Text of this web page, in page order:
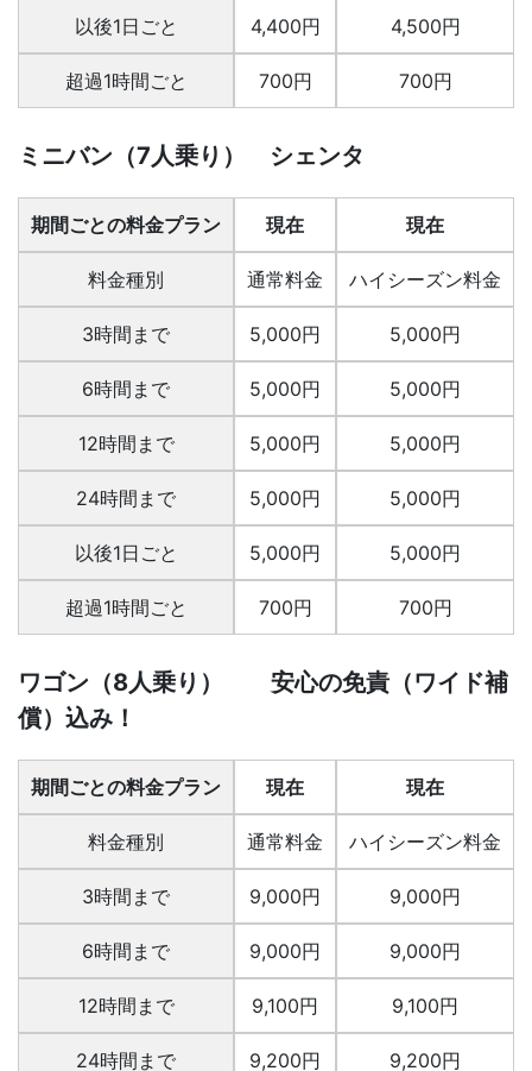
以後1日ごと
超過1時間ごと
4,400円
700円
4,500円
700円
ミニバン（7人乗り） シェンタ
期間ごとの料金プラン
料金種別
3時間まで
6時間まで
12時間まで
24時間まで
以後1日ごと
超過1時間ごと
現在
通常料金
5,000円
5,000円
5,000円
5,000円
5,000円
700円
現在
ハイシーズン料金
5,000円
5,000円
5,000円
5,000円
5,000円
700円
ワゴン（8人乗り） 安心の免責（ワイド補
償）込み！
期間ごとの料金プラン
料金種別
3時間まで
6時間まで
12時間まで
24時間まで
現在
通常料金
9,000円
9,000円
9,100円
9,200円
現在
ハイシーズン料金
9,000円
9,000円
9,100円
9,200円